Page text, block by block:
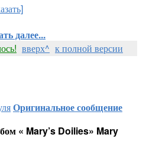
далее...
вверх^ к полной версии
Оригинальное сообщение
« Mary’s Doilies» Mary